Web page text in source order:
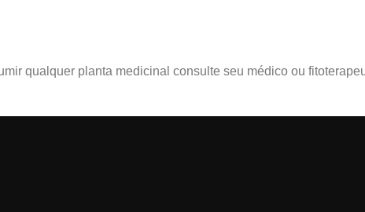
qualquer planta medicinal consulte seu médico ou